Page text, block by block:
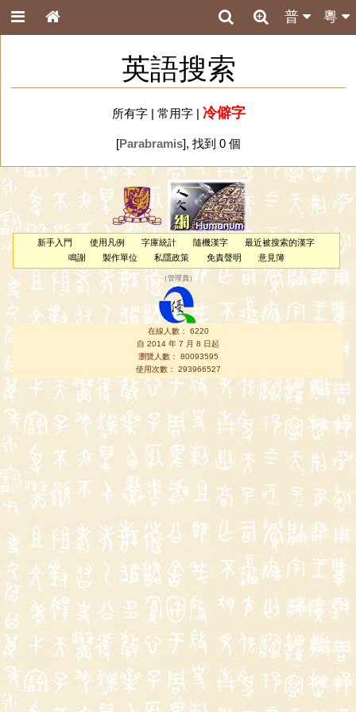
粵
普
英語搜索
所有字| 常用字| 冷僻字
[Parabramis], 找到 0 個
新手入門 使用凡例 字庫統計 隨機漢字
最近被搜索的漢字
鳴謝
製作單位 私隱政策 免責聲明 意見簿
（管理員 ）
在線人數： 6220
自 2014 年 7 月 8 日起
瀏覽人數： 80093595
使用次數： 293966527